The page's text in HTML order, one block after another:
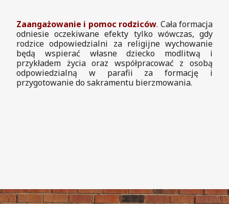
Zaangażowanie i pomoc rodziców. Cała formacja
odniesie oczekiwane efekty tylko wówczas, gdy
rodzice odpowiedzialni za religijne wychowanie
będą wspierać własne dziecko modlitwą i
przykładem życia oraz współpracować z osobą
odpowiedzialną w parafii za formację i
przygotowanie do sakramentu bierzmowania.